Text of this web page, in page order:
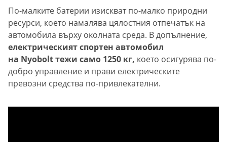
По-малките батерии изискват по-малко природни
ресурси, което намалява цялостния отпечатък на
автомобила върху околната среда. В допълнение,
електрическият спортен автомобил
на Nyobolt тежи само 1250 кг, което осигурява по-
добро управление и прави електрическите
превозни средства по-привлекателни.